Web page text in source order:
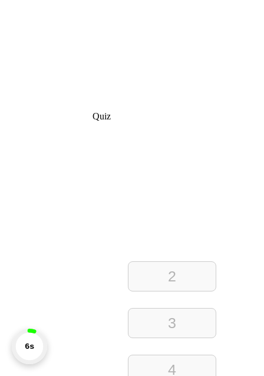
Quiz
6s
2
3
4